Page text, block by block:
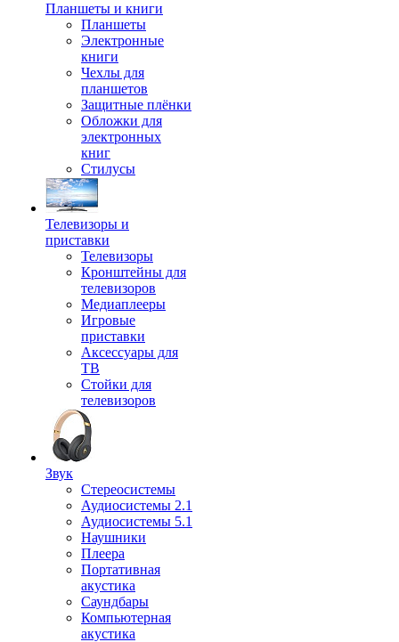
Планшеты и книги
Планшеты
Электронные
книги
Чехлы для
планшетов
Защитные плёнки
Обложки для
электронных
книг
Стилусы
Телевизоры и
приставки
Телевизоры
Кронштейны для
телевизоров
Медиаплееры
Игровые
приставки
Аксессуары для
ТВ
Стойки для
телевизоров
Звук
Стереосистемы
Аудиосистемы 2.1
Аудиосистемы 5.1
Наушники
Плеера
Портативная
акустика
Саундбары
Компьютерная
акустика